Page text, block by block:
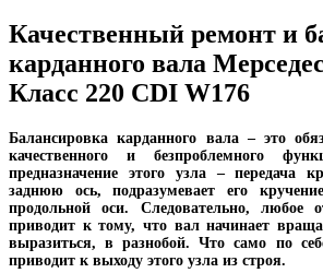
Качественный ремонт и
карданного вала
Класс 220 CDI W176
Балансировка карданного вала – это
качественного и безпроблемного
предназначение этого узла – передача
заднюю ось, подразумевает его
продольной оси. Следовательно, любое
приводит к тому, что вал начинает
выразиться, в разнобой. Что само по
приводит к выходу этого узла из строя.